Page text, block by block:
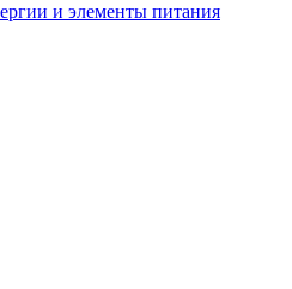
и элементы питания